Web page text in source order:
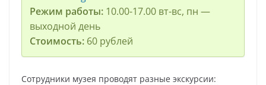
Режим работы:10.00-17.00 вт-вс, пн —
выходной день
Стоимость:60 рублей
Сотрудники музея проводят разные экскурсии: